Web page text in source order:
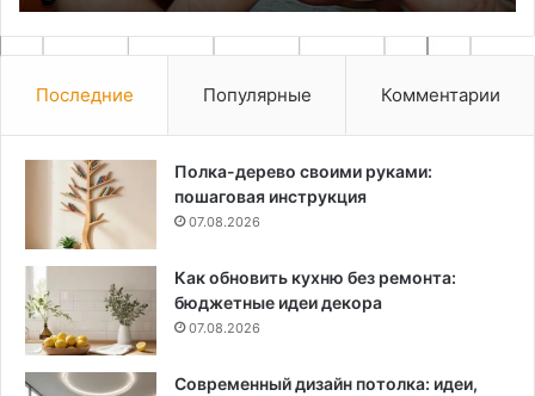
Последние Популярные Комментарии
Полка-дерево своими руками:
пошаговая инструкция
07.08.2026
Как обновить кухню без ремонта:
бюджетные идеи декора
07.08.2026
Современный дизайн потолка: идеи,